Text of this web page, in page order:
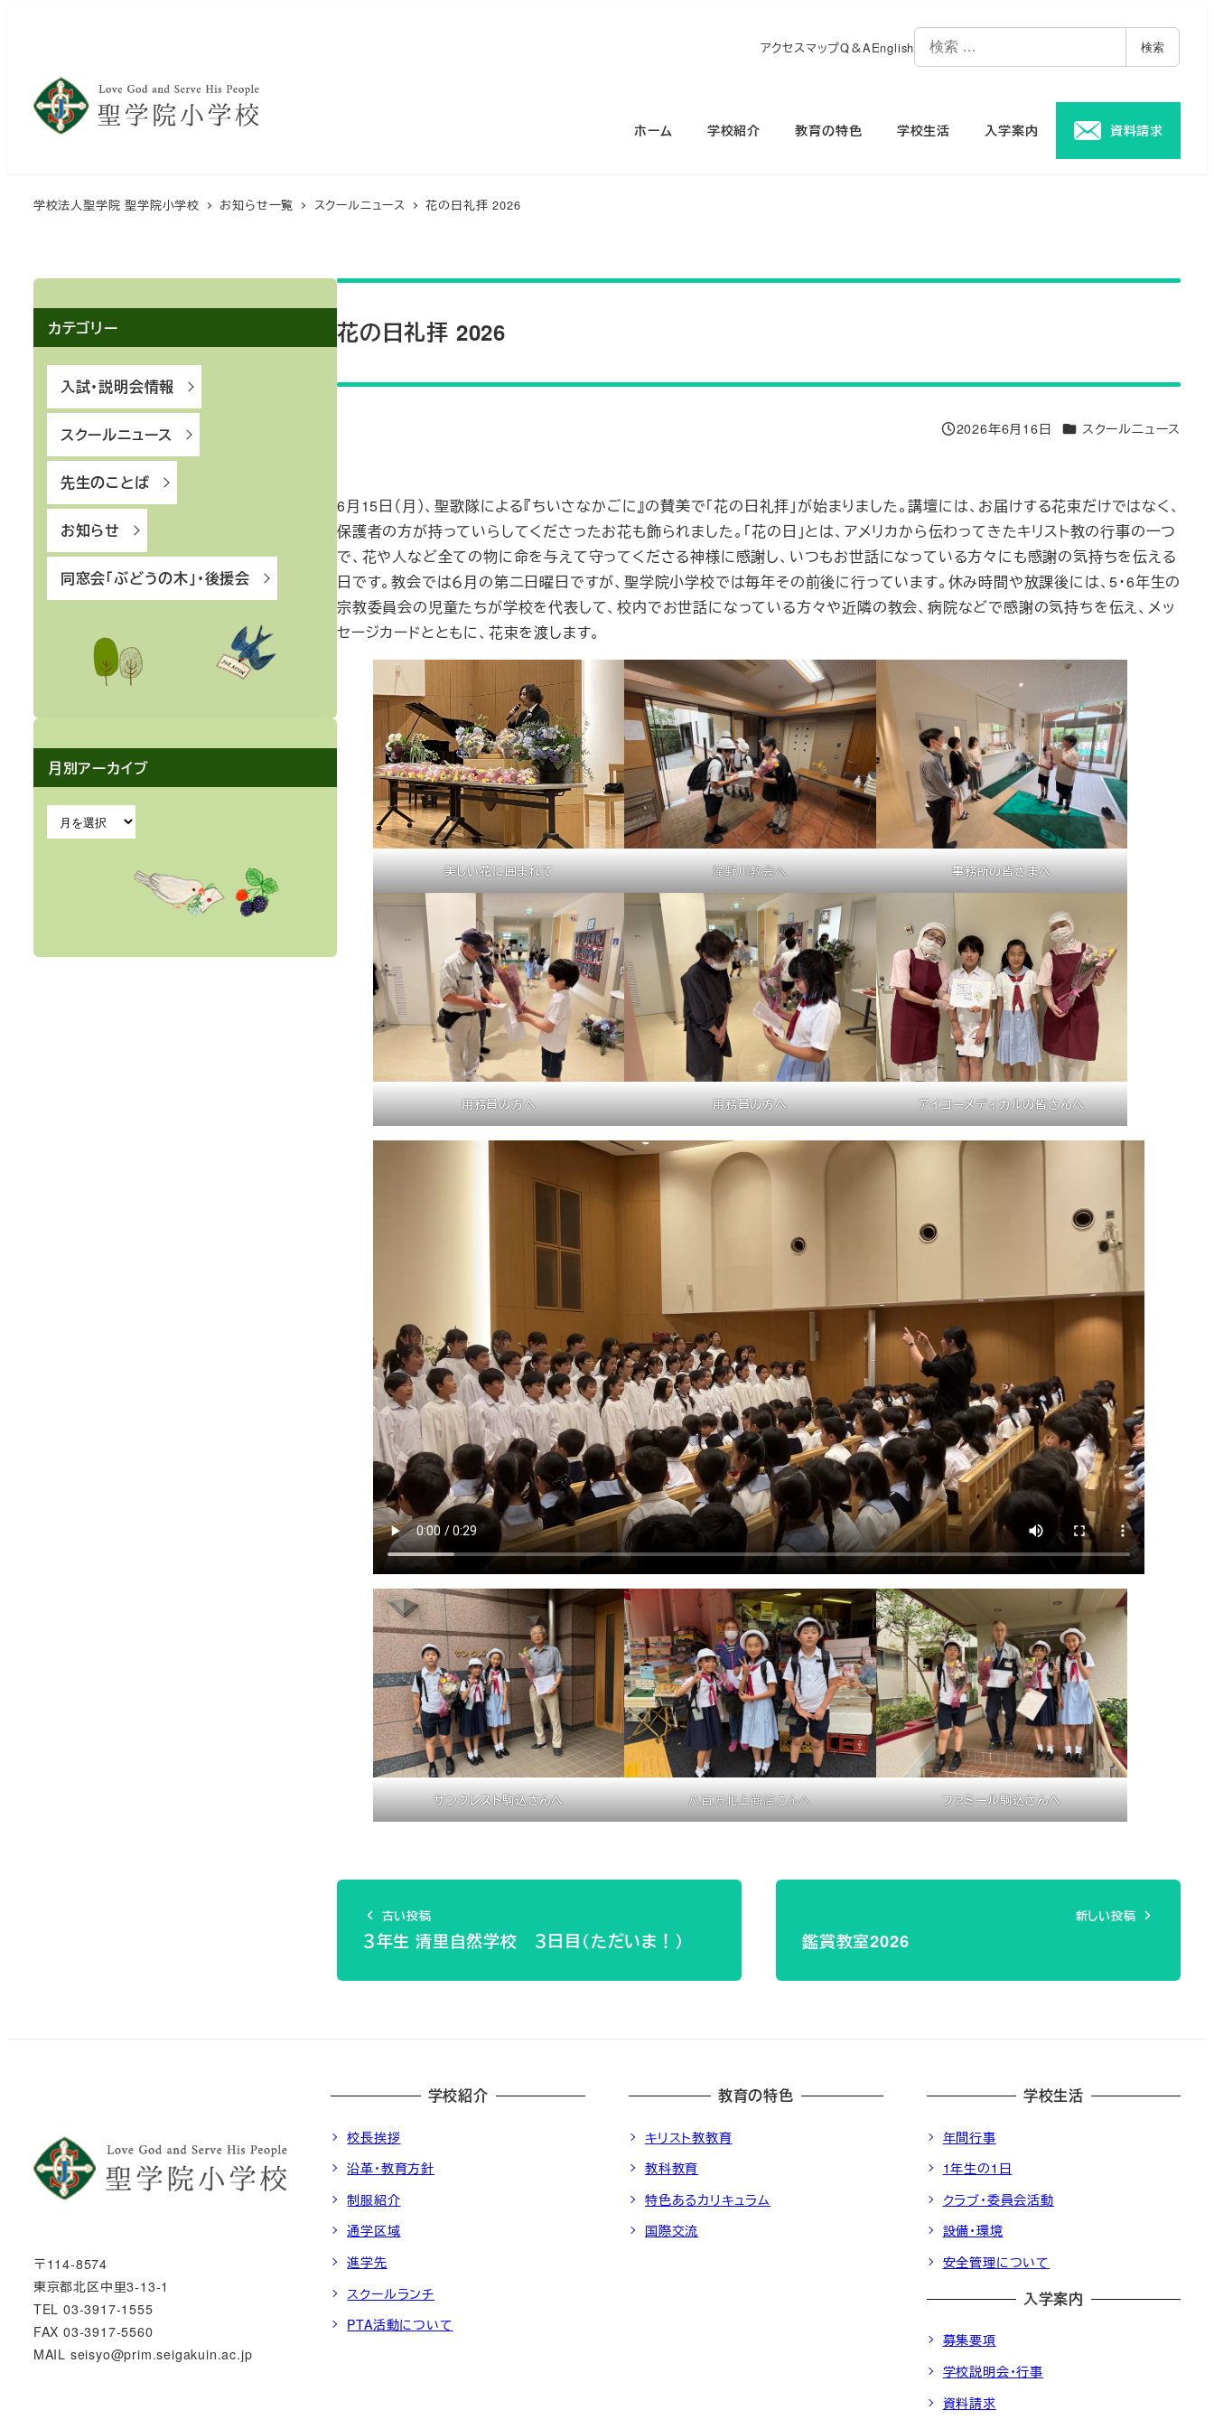
検索
アクセスマップQ＆AEnglish
ホーム 学校紹介 教育の特色 学校生活 入学案内 資料請求
学校法人聖学院 聖学院小学校 お知らせ一覧 スクールニュース 花の日礼拝 2026
花の日礼拝 2026
投稿日
2026年6月16日 カテゴリー
スクールニュース
6月15日（月）、聖歌隊による『ちいさなかごに』の賛美で「花の日礼拝」が始まりました。講壇には、お届けする花束だけではなく、
保護者の方が持っていらしてくださったお花も飾られました。「花の日」とは、アメリカから伝わってきたキリスト教の行事の一つ
で、花や人など全ての物に命を与えて守ってくださる神様に感謝し、いつもお世話になっている方々にも感謝の気持ちを伝える
日です。教会では６月の第二日曜日ですが、聖学院小学校では毎年その前後に行っています。休み時間や放課後には、5・6年生の
宗教委員会の児童たちが学校を代表して、校内でお世話になっている方々や近隣の教会、病院などで感謝の気持ちを伝え、メッ
セージカードとともに、花束を渡します。
美しい花に囲まれて 滝野川教会へ 事務所の皆さまへ
用務員の方へ 用務員の方へ アイコーメディカルの皆さんへ
サンクレスト駒込さんへ 八百万北上商店さんへ ファミール駒込さんへ
古い投稿
３年生 清里自然学校 ３日目（ただいま！）
新しい投稿
鑑賞教室2026
カテゴリー
入試・説明会情報
スクールニュース
先生のことば
お知らせ
同窓会「ぶどうの木」・後援会
月別アーカイブ
〒114-8574
東京都北区中里3-13-1
TEL 03-3917-1555
FAX 03-3917-5560
MAIL seisyo@prim.seigakuin.ac.jp
学校紹介
校長挨拶
沿革・教育方針
制服紹介
通学区域
進学先
スクールランチ
PTA活動について
教育の特色
キリスト教教育
教科教育
特色あるカリキュラム
国際交流
学校生活
年間行事
1年生の1日
クラブ・委員会活動
設備・環境
安全管理について
入学案内
募集要項
学校説明会・行事
資料請求